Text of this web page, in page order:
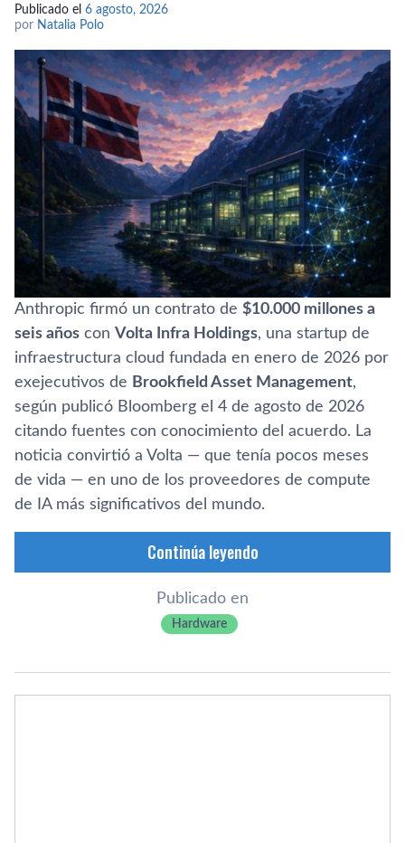
Publicado el 6 agosto, 2026
por Natalia Polo
Anthropic firmó un contrato de $10.000 millones a
seis años con Volta Infra Holdings, una startup de
infraestructura cloud fundada en enero de 2026 por
exejecutivos de Brookfield Asset Management,
según publicó Bloomberg el 4 de agosto de 2026
citando fuentes con conocimiento del acuerdo. La
noticia convirtió a Volta — que tenía pocos meses
de vida — en uno de los proveedores de compute
de IA más significativos del mundo.
Continúa leyendo
Publicado en
Hardware